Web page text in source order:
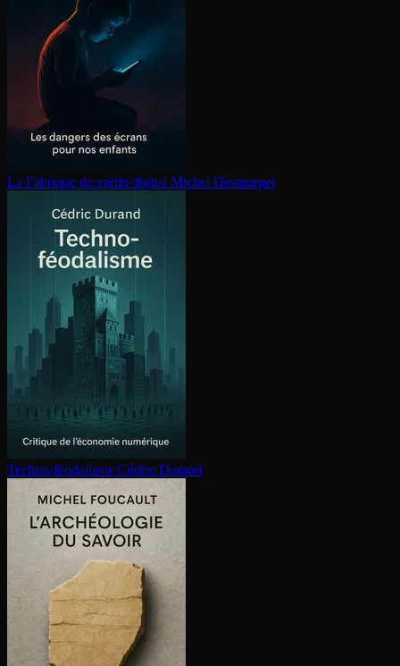
La Fabrique du crétin digital Michel Desmurget
Techno-féodalisme Cédric Durand